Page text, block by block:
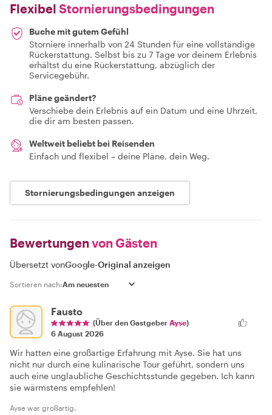
Flexibel Stornierungsbedingungen
Buche mit gutem Gefühl
Storniere innerhalb von 24 Stunden für eine vollständige
Rückerstattung. Selbst bis zu 7 Tage vor deinem Erlebnis
erhältst du eine Rückerstattung, abzüglich der
Servicegebühr.
Pläne geändert?
Verschiebe dein Erlebnis auf ein Datum und eine Uhrzeit,
die dir am besten passen.
Weltweit beliebt bei Reisenden
Einfach und flexibel – deine Pläne, dein Weg.
Stornierungsbedingungen anzeigen
Bewertungen von Gästen
Übersetzt vonGoogle-Original anzeigen
Sortieren nach:
Fausto
(Über den Gastgeber Ayse)
6 August 2026
Wir hatten eine großartige Erfahrung mit Ayse. Sie hat uns
nicht nur durch eine kulinarische Tour geführt, sondern uns
auch eine unglaubliche Geschichtsstunde gegeben. Ich kann
sie wärmstens empfehlen!
Ayse war großartig.